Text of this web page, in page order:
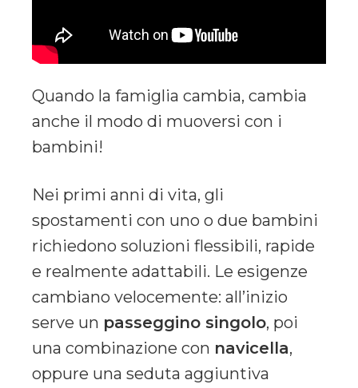
Quando la famiglia cambia, cambia
anche il modo di muoversi con i
bambini!
Nei primi anni di vita, gli
spostamenti con uno o due bambini
richiedono soluzioni flessibili, rapide
e realmente adattabili. Le esigenze
cambiano velocemente: all’inizio
serve un passeggino singolo, poi
una combinazione con navicella,
oppure una seduta aggiuntiva